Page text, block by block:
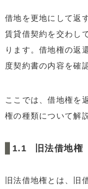
3.3第三者に借地
3.4 地主と協力し
4.11.賃貸借契約
4.33.解体業者に
まとめ
借地を更地にして返
賃貸借契約を交わし
ります。借地権の返
度契約書の内容を確
ここでは、借地権を
権の種類について解
旧法借地権
旧法借地権とは、旧